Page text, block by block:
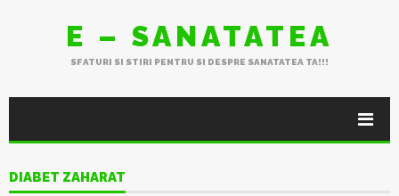
E – SANATATEA
SFATURI SI STIRI PENTRU SI DESPRE SANATATEA TA!!!
DIABET ZAHARAT